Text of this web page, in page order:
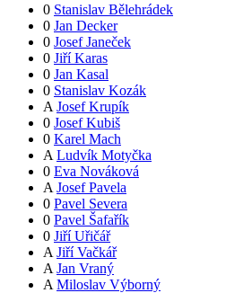
0 Stanislav Bělehrádek
0 Jan Decker
0 Josef Janeček
0 Jiří Karas
0 Jan Kasal
0 Stanislav Kozák
A Josef Krupík
0 Josef Kubiš
0 Karel Mach
A Ludvík Motyčka
0 Eva Nováková
A Josef Pavela
0 Pavel Severa
0 Pavel Šafařík
0 Jiří Uřičář
A Jiří Vačkář
A Jan Vraný
A Miloslav Výborný